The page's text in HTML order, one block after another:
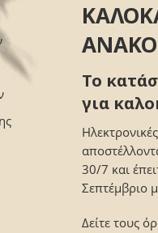
Το
για
30/7 και
Σεπτέμβριο
Δείτε τους